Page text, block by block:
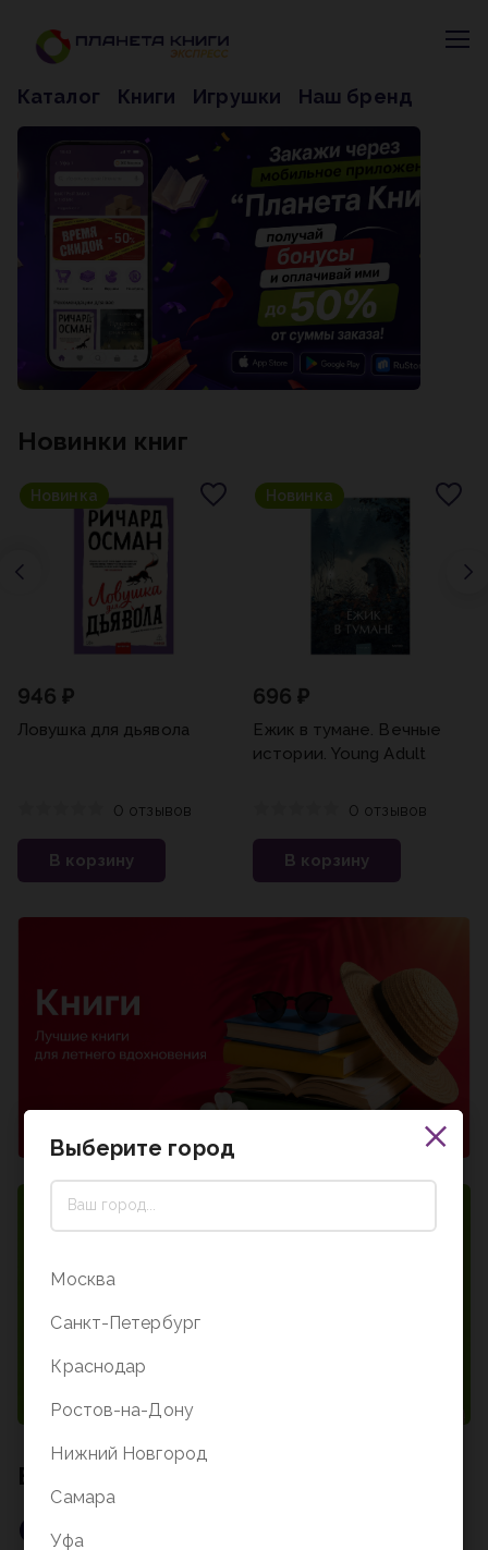
Каталог Книги Игрушки Наш бренд
Новинки книг
Новинка
946 ₽
Ловушка для дьявола
0 отзывов
В корзину
Новинка
696 ₽
Ежик в тумане. Вечные
истории. Young Adult
0 отзывов
В корзину
Бестселлеры
Бестселлер
Выберите город
Москва
Санкт-Петербург
Краснодар
Ростов-на-Дону
Нижний Новгород
Самара
Уфа